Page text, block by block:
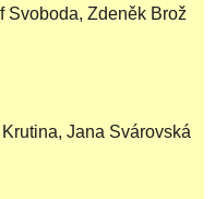
Svoboda, Zdeněk Brož
Jana Svárovská